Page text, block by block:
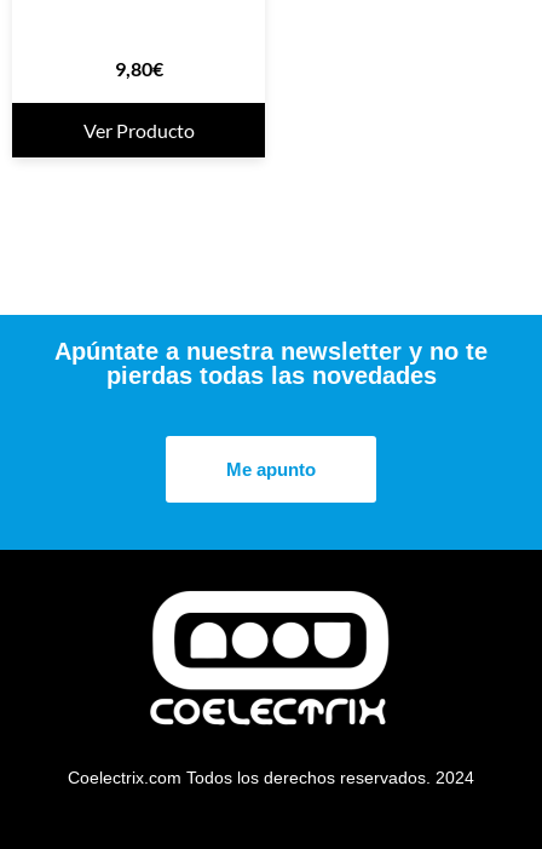
9,80€
Ver Producto
Apúntate a nuestra newsletter y no te
pierdas todas las novedades
Me apunto
Coelectrix.com Todos los derechos reservados. 2024